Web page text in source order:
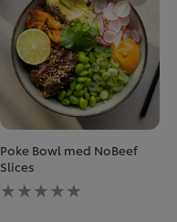
Poke Bowl med NoBeef
Slices
Ingen
bedømmelser